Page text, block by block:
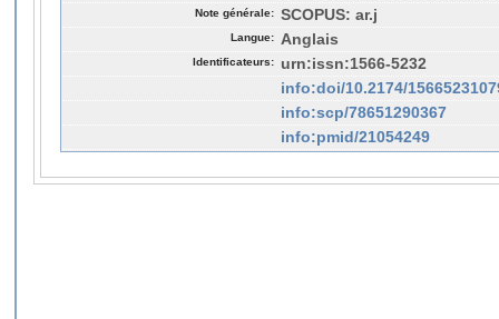
Note générale: SCOPUS: ar.j
Langue: Anglais
Identificateurs:
urn:issn:1566-5232
info:doi/10.2174/
info:scp/78651290367
info:pmid/21054249